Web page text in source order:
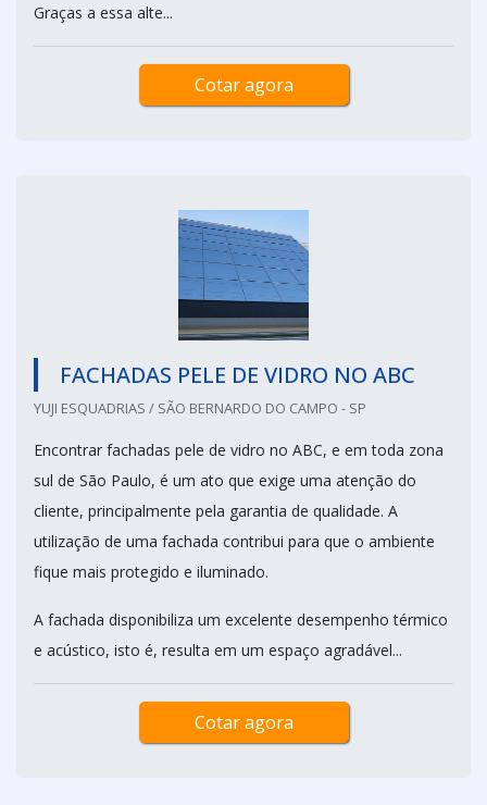
Graças a essa alte...
Cotar agora
FACHADAS PELE DE VIDRO NO ABC
YUJI ESQUADRIAS / SÃO BERNARDO DO CAMPO - SP
Encontrar fachadas pele de vidro no ABC, e em toda zona
sul de São Paulo, é um ato que exige uma atenção do
cliente, principalmente pela garantia de qualidade. A
utilização de uma fachada contribui para que o ambiente
fique mais protegido e iluminado.
A fachada disponibiliza um excelente desempenho térmico
e acústico, isto é, resulta em um espaço agradável...
Cotar agora